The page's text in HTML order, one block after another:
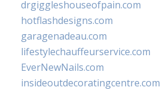
drgiggleshouseofpain.com
hotflashdesigns.com
garagenadeau.com
lifestylechauffeurservice.com
EverNewNails.com
insideoutdecoratingcentre.com